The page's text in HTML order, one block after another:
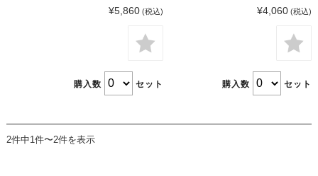
¥5,860 (税込)
購入数 セット
¥4,060 (税込)
購入数 セット
2件中1件〜2件を表示